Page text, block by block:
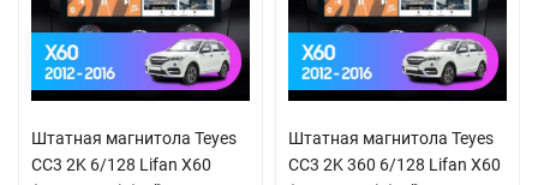
Штатная магнитола Teyes
CC3 2K 6/128 Lifan X60
Штатная магнитола Teyes
CC3 2K 360 6/128 Lifan X60